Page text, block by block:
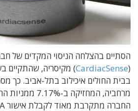
הסתיים בהצלחה הניסוי המקדים של
(
CardiacSense) מקיסריה, שהתקיים
בבית החולים איכילוב בתל-אביב. כך
מרחביה,